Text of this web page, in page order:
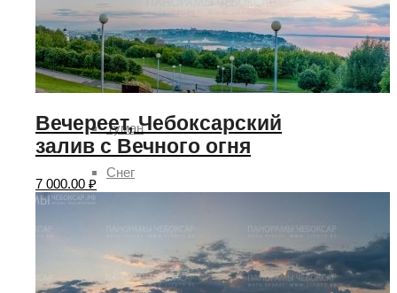
Чебоксар и окрестностей по временам года
Погода
Туман
Снег
Пасмурно
Вечереет, Чебоксарский
залив с Вечного огня
7 000.00 ₽